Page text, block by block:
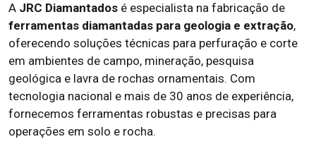
A JRC Diamantados é especialista na fabricação de
ferramentas diamantadas para geologia e extração,
oferecendo soluções técnicas para perfuração e corte
em ambientes de campo, mineração, pesquisa
geológica e lavra de rochas ornamentais. Com
tecnologia nacional e mais de 30 anos de experiência,
fornecemos ferramentas robustas e precisas para
operações em solo e rocha.